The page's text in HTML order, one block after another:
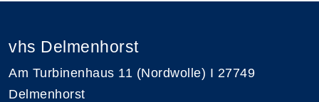
vhs Delmenhorst
Am Turbinenhaus 11 (Nordwolle) I 27749
Delmenhorst